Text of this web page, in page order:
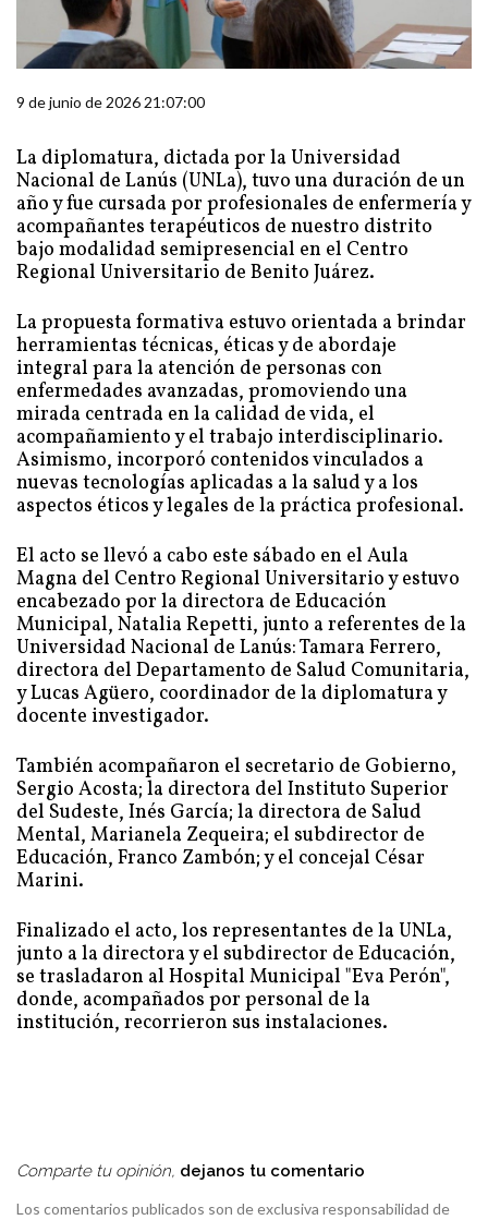
9 de junio de 2026 21:07:00
La diplomatura, dictada por la Universidad
Nacional de Lanús (UNLa), tuvo una duración de un
año y fue cursada por profesionales de enfermería y
acompañantes terapéuticos de nuestro distrito
bajo modalidad semipresencial en el Centro
Regional Universitario de Benito Juárez.
La propuesta formativa estuvo orientada a brindar
herramientas técnicas, éticas y de abordaje
integral para la atención de personas con
enfermedades avanzadas, promoviendo una
mirada centrada en la calidad de vida, el
acompañamiento y el trabajo interdisciplinario.
Asimismo, incorporó contenidos vinculados a
nuevas tecnologías aplicadas a la salud y a los
aspectos éticos y legales de la práctica profesional.
El acto se llevó a cabo este sábado en el Aula
Magna del Centro Regional Universitario y estuvo
encabezado por la directora de Educación
Municipal, Natalia Repetti, junto a referentes de la
Universidad Nacional de Lanús: Tamara Ferrero,
directora del Departamento de Salud Comunitaria,
y Lucas Agüero, coordinador de la diplomatura y
docente investigador.
También acompañaron el secretario de Gobierno,
Sergio Acosta; la directora del Instituto Superior
del Sudeste, Inés García; la directora de Salud
Mental, Marianela Zequeira; el subdirector de
Educación, Franco Zambón; y el concejal César
Marini.
Finalizado el acto, los representantes de la UNLa,
junto a la directora y el subdirector de Educación,
se trasladaron al Hospital Municipal "Eva Perón",
donde, acompañados por personal de la
institución, recorrieron sus instalaciones.
Comparte tu opinión, dejanos tu comentario
Los comentarios publicados son de exclusiva responsabilidad de